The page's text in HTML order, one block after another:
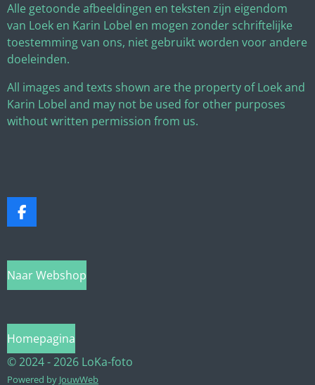
Alle getoonde afbeeldingen en teksten zijn eigendom
van Loek en Karin Lobel en mogen zonder schriftelijke
toestemming van ons, niet gebruikt worden voor andere
doeleinden.
All images and texts shown are the property of Loek and
Karin Lobel and may not be used for other purposes
without written permission from us.
F
a
e
b
o
Naar Webshop
Homepagina
© 2024 - 2026 LoKa-foto
Powered by JouwWeb